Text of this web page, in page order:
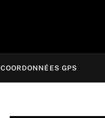
COORDONNÉES GPS